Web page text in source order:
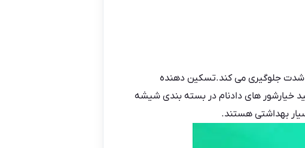
شدت جلوگیری می کند.تسکین دهنده
خیارشور های دادنام در بسته بندی شیشه
بهداشتی هستند.